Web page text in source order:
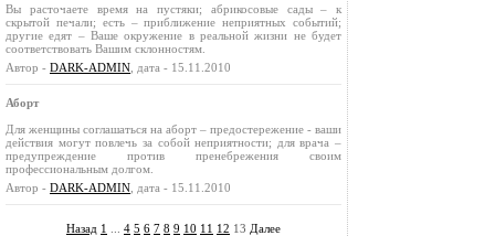
Вы расточаете время на пустяки; абрикосовые сады – к
скрытой печали; есть – приближение неприятных событий;
другие едят – Ваше окружение в реальной жизни не будет
соответствовать Вашим склонностям.
Автор - DARK-ADMIN , дата - 15.11.2010
Аборт
Для женщины соглашаться на аборт – предостережение - ваши
действия могут повлечь за собой неприятности; для врача –
предупреждение против пренебрежения своим
профессиональным долгом.
Автор - DARK-ADMIN , дата - 15.11.2010
Назад 1 4 5 6 7 8 9 10 11 12 13 Далее